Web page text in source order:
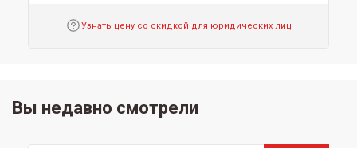
Узнать цену со скидкой для юридических лиц
Вы недавно смотрели